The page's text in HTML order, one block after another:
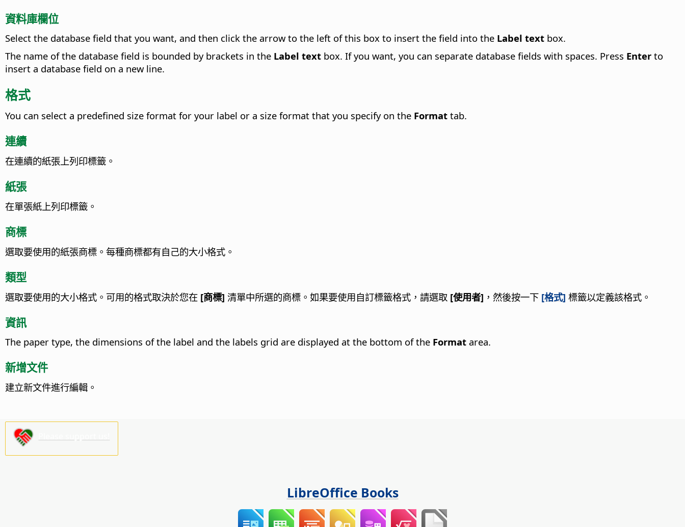
資料庫欄位
Select the database field that you want, and then click the arrow to the left of this box to insert the field into the Label text box.
The name of the database field is bounded by brackets in the Label text box. If you want, you can separate database fields with spaces. Press Enter to
insert a database field on a new line.
格式
You can select a predefined size format for your label or a size format that you specify on the Format tab.
連續
在連續的紙張上列印標籤。
紙張
在單張紙上列印標籤。
商標
選取要使用的紙張商標。 每種商標都有自己的大小格式。
類型
選取要使用的大小格式。可用的格式取決於您在 [商標] 清單中所選的商標。如果要使用自訂標籤格式，請選取 [使用者] ，然後按一下 [格式] 標籤以定義該格式。
資訊
The paper type, the dimensions of the label and the labels grid are displayed at the bottom of the Format area.
新增文件
建立新文件進行編輯。
LibreOffice Books